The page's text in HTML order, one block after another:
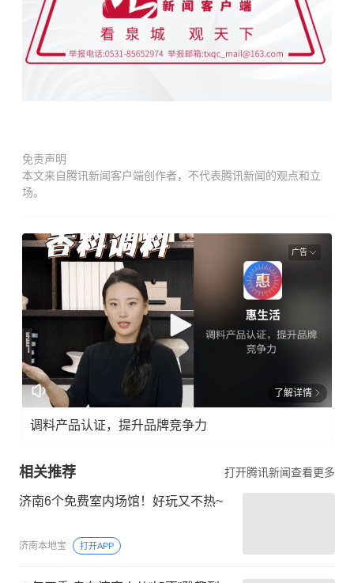
免责声明
本文来自腾讯新闻客户端创作者，不代表腾讯新闻的观点和立
场。
广告
了解详情
调料产品认证，提升品牌竞争力
相关推荐 打开腾讯新闻查看更多
济南6个免费室内场馆！好玩又不热~
济南本地宝 打开APP